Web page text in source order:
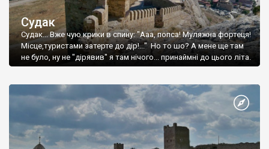
Судак
Судак... Вже чую крики в спину: "Ааа, попса! Муляжна фортеця!
Місце,туристами затерте до дір!..." Но то шо? А мене ще там
не було, ну не "дірявив" я там нічого... принаймні до цього літа.